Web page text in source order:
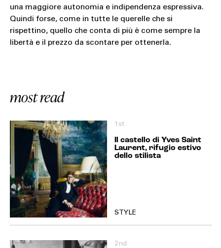
una maggiore autonomia e indipendenza espressiva.
Quindi forse, come in tutte le querelle che si
rispettino, quello che conta di più è come sempre la
libertà e il prezzo da scontare per ottenerla.
most read
1st
Il castello di Yves Saint
Laurent, rifugio estivo
dello stilista
STYLE
2nd